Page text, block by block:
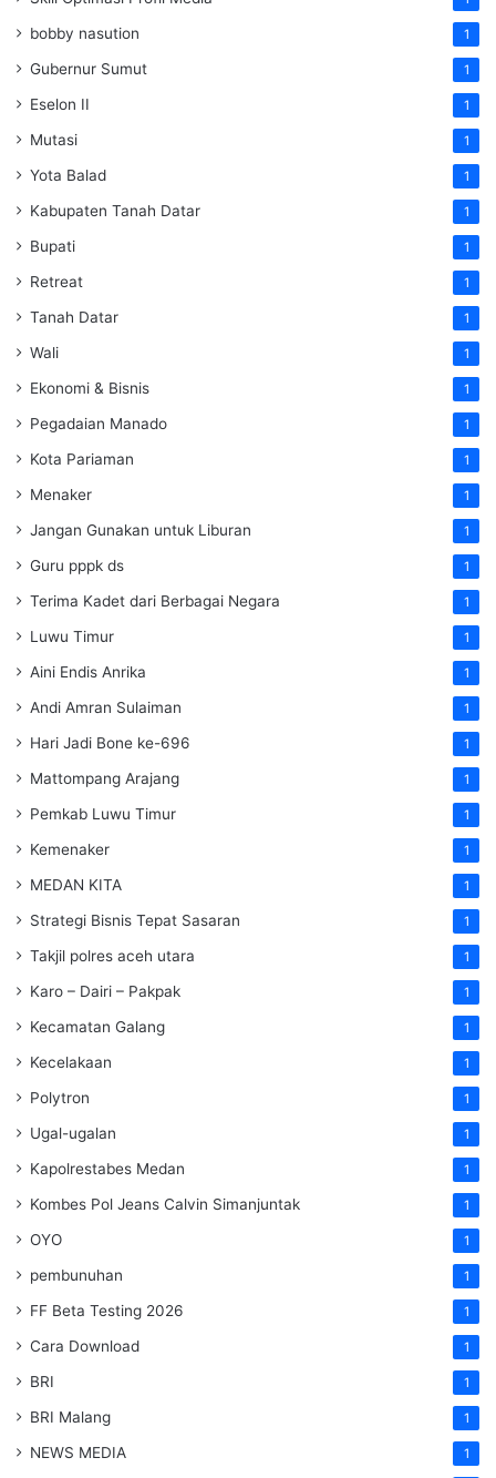
bobby nasution 1
Gubernur Sumut 1
Eselon II 1
Mutasi 1
Yota Balad 1
Kabupaten Tanah Datar 1
Bupati 1
Retreat 1
Tanah Datar 1
Wali 1
Ekonomi & Bisnis 1
Pegadaian Manado 1
Kota Pariaman 1
Menaker 1
Jangan Gunakan untuk Liburan 1
Guru pppk ds 1
Terima Kadet dari Berbagai Negara 1
Luwu Timur 1
Aini Endis Anrika 1
Andi Amran Sulaiman 1
Hari Jadi Bone ke-696 1
Mattompang Arajang 1
Pemkab Luwu Timur 1
Kemenaker 1
MEDAN KITA 1
Strategi Bisnis Tepat Sasaran 1
Takjil polres aceh utara 1
Karo – Dairi – Pakpak 1
Kecamatan Galang 1
Kecelakaan 1
Polytron 1
Ugal-ugalan 1
Kapolrestabes Medan 1
Kombes Pol Jeans Calvin Simanjuntak 1
OYO 1
pembunuhan 1
FF Beta Testing 2026 1
Cara Download 1
BRI 1
BRI Malang 1
NEWS MEDIA 1